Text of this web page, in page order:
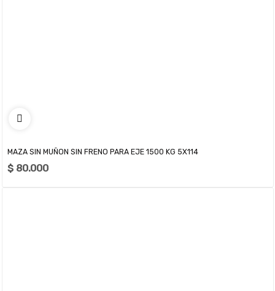
MAZA SIN MUÑON SIN FRENO PARA EJE 1500 KG 5X114
$ 80.000